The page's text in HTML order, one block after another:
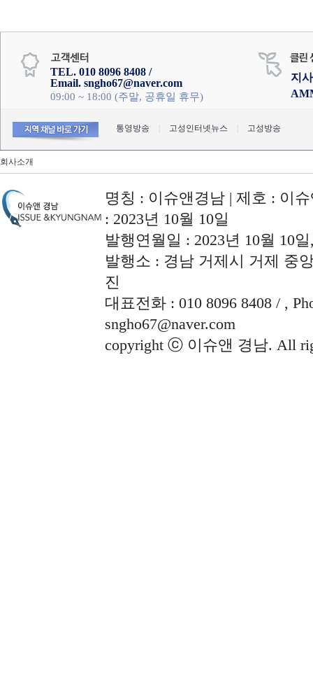
TEL. 010 8096 8408 /
Email. sngho67@naver.com
09:00 ~ 18:00 (주말, 공휴일 휴무)
지
통영방송 고성인터넷뉴스 고성방송
회사소개
명칭 : 이슈앤경남 | 제호 : 이
: 2023년 10월 10일
발행연월일 : 2023년 10월 10
발행소 : 경남 거제시 거제 중
진
대표전화 : 010 8096 8408 / ,
sngho67@naver.com
copyright ⓒ 이슈앤 경남. All